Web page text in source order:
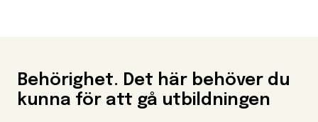
Behörighet. Det här behöver du
kunna för att gå utbildningen